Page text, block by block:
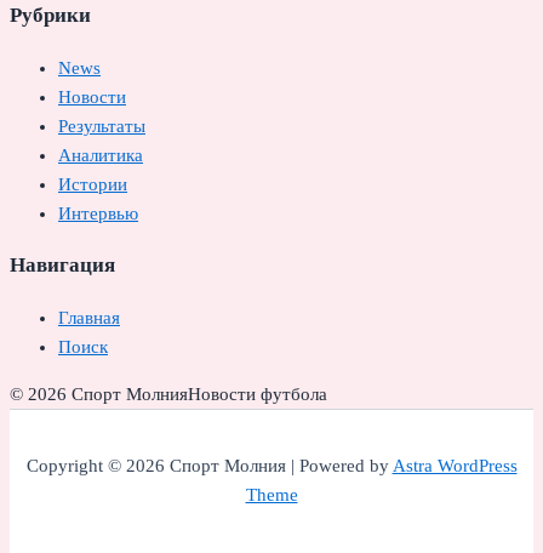
Рубрики
News
Новости
Результаты
Аналитика
Истории
Интервью
Навигация
Главная
Поиск
© 2026 Спорт МолнияНовости футбола
Copyright © 2026 Спорт Молния | Powered byAstra WordPress
Theme